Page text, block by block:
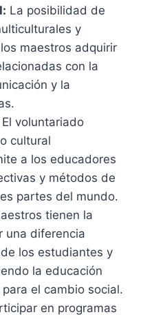
La posibilidad de
y
maestros adquirir
con la
y la
El voluntariado
cultural
a los educadores
y métodos de
partes del mundo.
tienen la
una diferencia
los estudiantes y
la educación
el cambio social.
en programas